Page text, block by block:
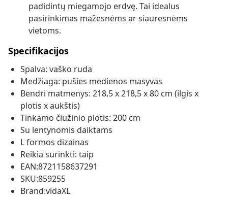
padidintų miegamojo erdvę. Tai idealus
pasirinkimas mažesnėms ar siauresnėms
vietoms.
Specifikacijos
Spalva: vaško ruda
Medžiaga: pušies medienos masyvas
Bendri matmenys: 218,5 x 218,5 x 80 cm (ilgis x
plotis x aukštis)
Tinkamo čiužinio plotis: 200 cm
Su lentynomis daiktams
L formos dizainas
Reikia surinkti: taip
EAN:8721158637291
SKU:859255
Brand:vidaXL